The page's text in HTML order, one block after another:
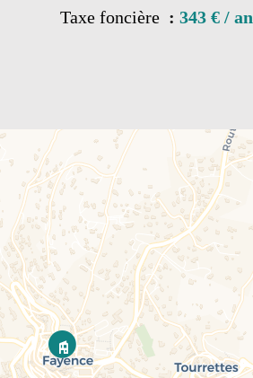
Taxe foncière 343 € / an